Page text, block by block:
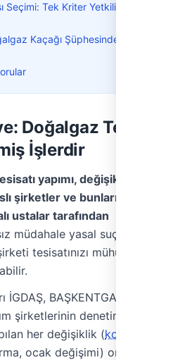
Seçimi: Tek Kriter Yetkili Servis
Kaçağı Şüphesinde
Doğalgaz Tesisatı
İşlerdir
yapımı, değişikliği ve
şirketler ve bunların
ustalar tarafından
müdahale yasal suçtur;
tesisatınızı mühürleyebilir
BAŞKENTGAZ, İZGAZ
şirketlerinin denetim ve
her değişiklik (kombi
ocak değişimi) onaylı